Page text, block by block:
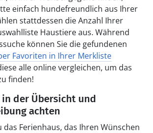
einfach hundefreundlich aus Ihrer
stattdessen die Anzahl Ihrer
Haustiere aus. Während
können Sie die gefundenen
Favoriten in Ihrer Merkliste
alle online vergleichen, um das
finden!
der Übersicht und
achten
das Ferienhaus, das Ihren Wünschen